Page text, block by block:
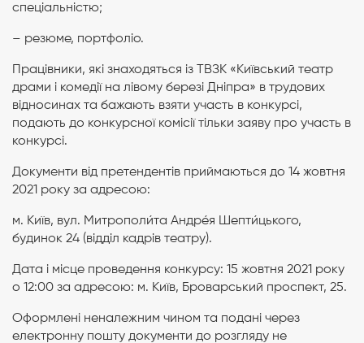
спеціальністю;
– резюме, портфоліо.
Працівники, які знаходяться із ТВЗК «Київський театр
драми і комедії на лівому березі Дніпра» в трудових
відносинах та бажають взяти участь в конкурсі,
подають до конкурсної комісії тільки заяву про участь в
конкурсі.
Документи від претендентів приймаються до 14 жовтня
2021 року за адресою:
м. Київ, вул. Митрополи́та Андре́я Шепти́цького,
будинок 24 (відділ кадрів театру).
Дата і місце проведення конкурсу: 15 жовтня 2021 року
о 12:00 за адресою: м. Київ, Броварський проспект, 25.
Оформлені неналежним чином та подані через
електронну пошту документи до розгляду не